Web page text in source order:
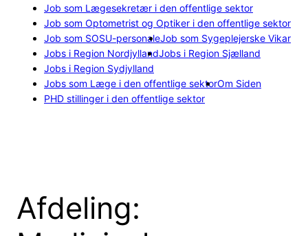
Job som Lægesekretær i den offentlige sektor
Job som Optometrist og Optiker i den offentlige sektor
Job som SOSU-personaleJob som Sygeplejerske Vikar
Jobs i Region NordjyllandJobs i Region Sjælland
Jobs i Region Sydjylland
Jobs som Læge i den offentlige sektorOm Siden
PHD stillinger i den offentlige sektor
Afdeling: